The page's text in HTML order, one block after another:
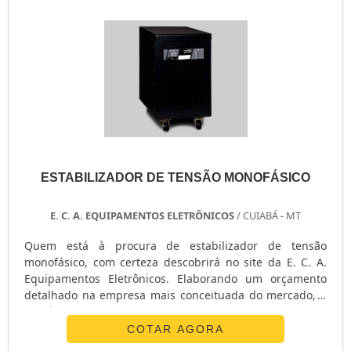
GERADOR PEQUENO DE ENERGIA
GERADOR PEQUENO A GASOLINA
GERADOR PARA RESIDÊNCIA PREÇO
GERADOR PARA LOCAÇÃO SÃO PAULO
GERADOR MOTOMIL
GERADOR ELÉTRICO DIESEL
GERADOR ELÉTRICO DIESEL USADO
GERADOR ELÉTRICO A DIESEL
GERADOR DIESEL TRIFÁSICO
GERADOR DIESEL RESIDENCIAL
GERADOR DIESEL PORTÁTIL
GERADOR DIESEL 8KVA
ESTABILIZADOR DE TENSÃO MONOFÁSICO
E. C. A. EQUIPAMENTOS ELETRÔNICOS/ CUIABÁ - MT
Quem está à procura de estabilizador de tensão
monofásico, com certeza descobrirá no site da E. C. A.
Equipamentos Eletrônicos. Elaborando um orçamento
detalhado na empresa mais conceituada do mercado, é
possível descobrir detalhes sobre a melhor em
qualidade e custo-benefício.MAIS INFORMAÇÕES SOBRE
ESTABILIZADOR DE TENSÃO MONOFÁSICOQuem está à
COTAR AGORA